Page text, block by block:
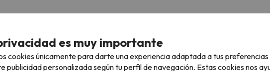
mascotas.
cercanas
es muy importante
cookies únicamente para darte una experiencia adaptada a tus
publicidad personalizada según tu perfil de navegación. Estas cookies nos